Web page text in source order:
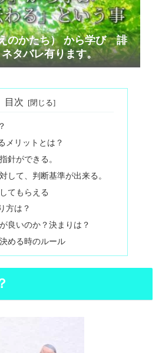
のかたち） から学び 誹
タバレ有ります。
目次
メリットとは？
針ができる。
して、判断基準が出来る。
てもらえる
方は？
良いのか？決まりは？
める時のルール